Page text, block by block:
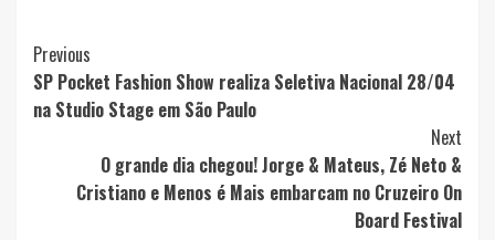
Post
Navigation
Previous
SP Pocket Fashion Show realiza Seletiva Nacional 28/04
na Studio Stage em São Paulo
Next
O grande dia chegou! Jorge & Mateus, Zé Neto &
Cristiano e Menos é Mais embarcam no Cruzeiro On
Board Festival